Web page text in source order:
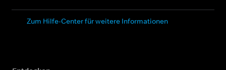
Zum Hilfe-Center für weitere Informationen